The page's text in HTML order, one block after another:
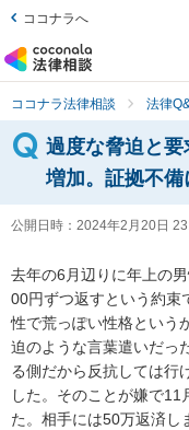
ココナラへ
ココナラ法律相談 法律
過度な脅迫と
増加。証拠不備
公開日時： 2024年2月20日
去年の6月辺りに年上の
00円ずつ返すという約束
性で荒っぽい性格という
迫のような言葉遣いだっ
る側だから反抗しては行
した。そのことが嫌で11
た。相手には50万返済し